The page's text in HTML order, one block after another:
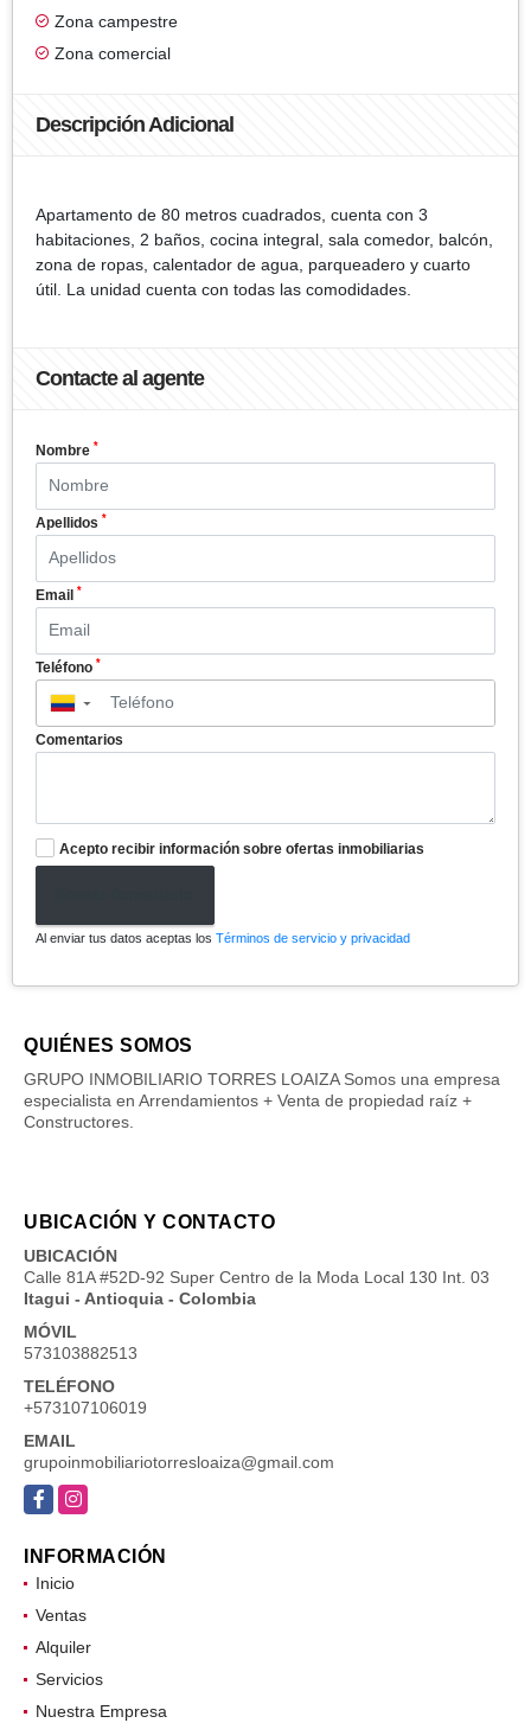
Zona campestre
Zona comercial
Descripción Adicional
Apartamento de 80 metros cuadrados, cuenta con 3
habitaciones, 2 baños, cocina integral, sala comedor, balcón,
zona de ropas, calentador de agua, parqueadero y cuarto
útil. La unidad cuenta con todas las comodidades.
Contacte al agente
Nombre *
Apellidos *
Email *
Teléfono *
▼
Comentarios
Acepto recibir información sobre ofertas inmobiliarias
Al enviar tus datos aceptas los Términos de servicio y privacidad
QUIÉNES SOMOS
GRUPO INMOBILIARIO TORRES LOAIZA Somos una empresa
especialista en Arrendamientos + Venta de propiedad raíz +
Constructores.
UBICACIÓN Y CONTACTO
UBICACIÓN
Calle 81A #52D-92 Super Centro de la Moda Local 130 Int. 03
Itagui - Antioquia - Colombia
MÓVIL
573103882513
TELÉFONO
+573107106019
EMAIL
grupoinmobiliariotorresloaiza@gmail.com
FacebookInstagram
INFORMACIÓN
Inicio
Ventas
Alquiler
Servicios
Nuestra Empresa